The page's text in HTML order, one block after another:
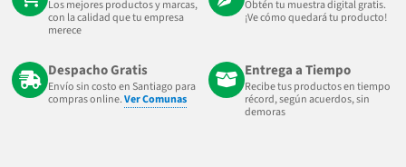
Los mejores productos y marcas,
con la calidad que tu empresa
merece
Obtén tu muestra digital gratis.
¡Ve cómo quedará tu producto!
Despacho Gratis
Envío sin costo en Santiago para
compras online.Ver Comunas
Entrega a Tiempo
Recibe tus productos en tiempo
récord, según acuerdos, sin
demoras